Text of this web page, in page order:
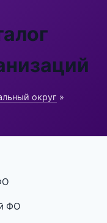
округ »
ФО